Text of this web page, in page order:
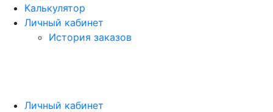
Калькулятор
Личный кабинет
История заказов
Личный кабинет